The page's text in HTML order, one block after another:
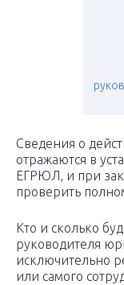
Сведения о
отражаются в
ЕГРЮЛ, и при
проверить
Кто и сколько
руководителя
исключительно
или самого